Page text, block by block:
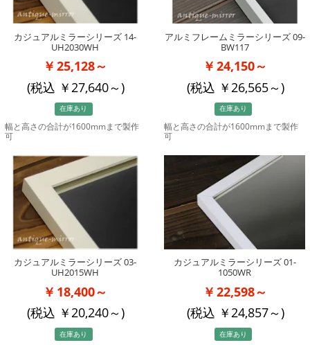
カジュアルミラーシリーズ 14-
UH2030WH
25,128～
(税込
27,640～)
在庫あり
幅と高さの合計が1600mmまで製作
可
アルミフレームミラーシリーズ 09-
BW117
24,150～
(税込
26,565～)
在庫あり
幅と高さの合計が1600mmまで製作
可
カジュアルミラーシリーズ 03-
UH2015WH
18,400～
(税込
20,240～)
在庫あり
カジュアルミラーシリーズ 01-
1050WR
22,598～
(税込
24,857～)
在庫あり